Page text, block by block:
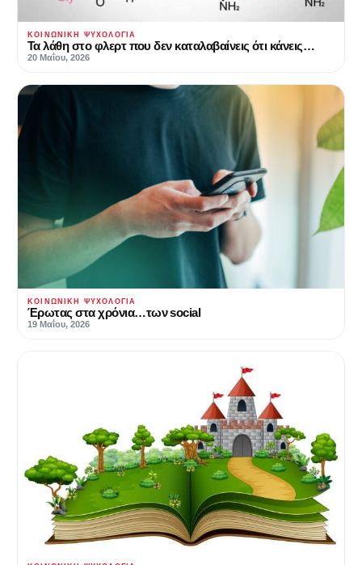
ΚΟΙΝΩΝΙΚΉ ΨΥΧΟΛΟΓΊΑ
Τα λάθη στο φλερτ που δεν καταλαβαίνεις ότι κάνεις…
20 Μαΐου, 2026
ΚΟΙΝΩΝΙΚΉ ΨΥΧΟΛΟΓΊΑ
Έρωτας στα χρόνια…των social
19 Μαΐου, 2026